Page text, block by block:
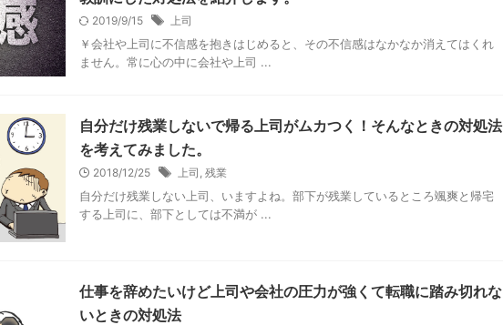
2019/9/15 上司
￥会社や上司に不信感を抱きはじめると、その不信感はなかなか消えてはくれ
ません。常に心の中に会社や上司 ...
自分だけ残業しないで帰る上司がムカつく！そんなときの対処法
を考えてみました。
2018/12/25 上司 残業
自分だけ残業しない上司、いますよね。部下が残業しているところ颯爽と帰宅
する上司に、部下としては不満が ...
仕事を辞めたいけど上司や会社の圧力が強くて転職に踏み切れな
いときの対処法